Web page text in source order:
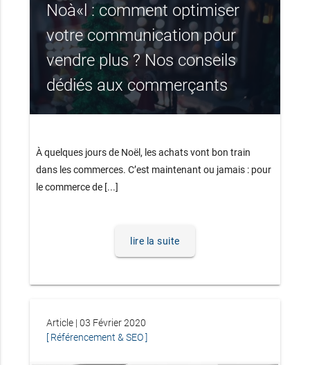
Noà«l : comment optimiser
votre communication pour
vendre plus ? Nos conseils
dédiés aux commerçants
À quelques jours de Noël, les achats vont bon train
dans les commerces. C’est maintenant ou jamais : pour
le commerce de [...]
lire la suite
Article | 03 Février 2020
[ Référencement & SEO ]